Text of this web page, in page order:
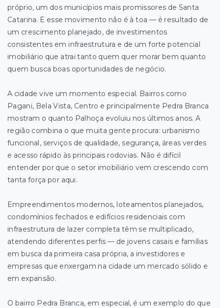
próprio, um dos municípios mais promissores de Santa
Catarina. E esse movimento não é à toa — é resultado de
um crescimento planejado, de investimentos
consistentes em infraestrutura e de um forte potencial
imobiliário que atrai tanto quem quer morar bem quanto
quem busca boas oportunidades de negócio.
A cidade vive um momento especial. Bairros como
Pagani, Bela Vista, Centro e principalmente Pedra Branca
mostram o quanto Palhoça evoluiu nos últimos anos. A
região combina o que muita gente procura: urbanismo
funcional, serviços de qualidade, segurança, áreas verdes
e acesso rápido às principais rodovias. Não é difícil
entender por que o setor imobiliário vem crescendo com
tanta força por aqui.
Empreendimentos modernos, loteamentos planejados,
condomínios fechados e edifícios residenciais com
infraestrutura de lazer completa têm se multiplicado,
atendendo diferentes perfis — de jovens casais e famílias
em busca da primeira casa própria, a investidores e
empresas que enxergam na cidade um mercado sólido e
em expansão.
O bairro Pedra Branca, em especial, é um exemplo do que